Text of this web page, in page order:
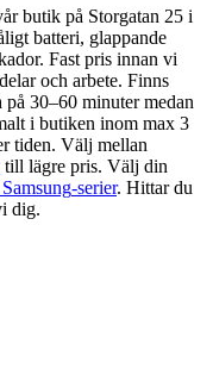
butik på Storgatan 25 i
batteri, glappande
Fast pris innan vi
och arbete. Finns
på 30–60 minuter medan
i butiken inom max 3
tiden. Välj mellan
till lägre pris. Välj din
Samsung-serier. Hittar du
dig.